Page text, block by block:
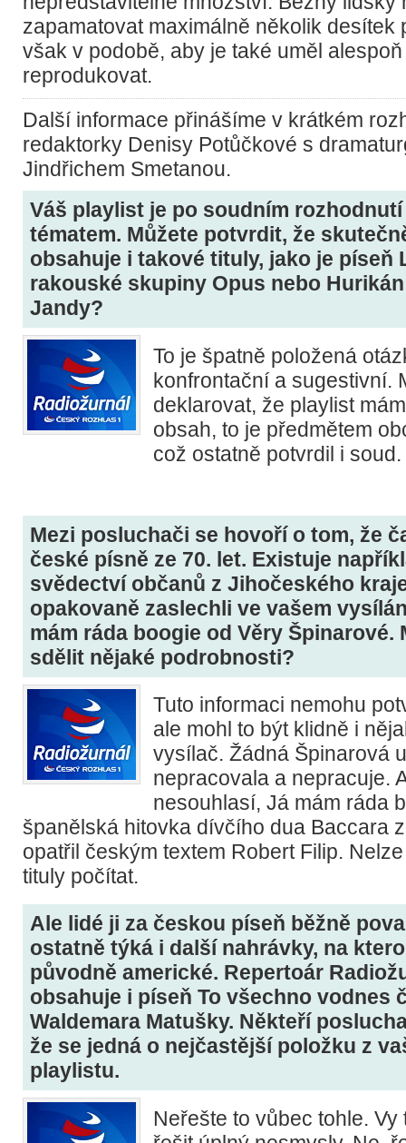
zapamatovat maximálně několik desítek
však v podobě, aby je také uměl
reprodukovat.
Další informace přinášíme v krátkém
redaktorky Denisy Potůčkové s
Jindřichem Smetanou.
Váš playlist je po soudním
tématem. Můžete potvrdit, že
obsahuje i takové tituly, jako je píseň
rakouské skupiny Opus nebo
Jandy?
To je špatně položená
konfrontační a sugestivní.
deklarovat, že playlist
obsah, to je předmětem
což ostatně potvrdil i soud.
Mezi posluchači se hovoří o tom, že
české písně ze 70. let. Existuje
svědectví občanů z Jihočeského
opakovaně zaslechli ve vašem
mám ráda boogie od Věry Špinarové.
sdělit nějaké podrobnosti?
Tuto informaci nemohu
ale mohl to být klidně i
vysílač. Žádná Špinarová
nepracovala a nepracuje.
nesouhlasí, Já mám ráda
španělská hitovka dívčího dua Baccara
opatřil českým textem Robert Filip.
tituly počítat.
Ale lidé ji za českou píseň běžně
ostatně týká i další nahrávky, na
původně americké. Repertoár
obsahuje i píseň To všechno vodnes
Waldemara Matušky. Někteří
že se jedná o nejčastější položku z
playlistu.
Neřešte to vůbec tohle.